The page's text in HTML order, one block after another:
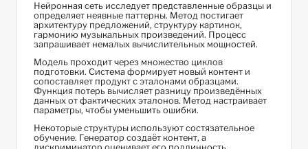
Нейронная сеть исследует представленные образцы и
определяет неявные паттерны. Метод постигает
архитектуру предложений, структуру картинок,
гармонию музыкальных произведений. Процесс
запрашивает немалых вычислительных мощностей.
Модель проходит через множество циклов
подготовки. Система формирует новый контент и
сопоставляет продукт с эталонами образцами.
Функция потерь вычисляет разницу произведённых
данных от фактических эталонов. Метод настраивает
параметры, чтобы уменьшить ошибки.
Некоторые структуры используют состязательное
обучение. Генератор создаёт контент, а